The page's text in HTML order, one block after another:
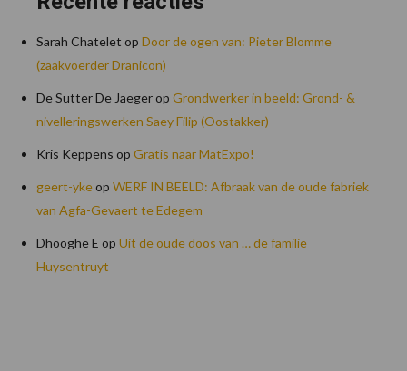
Sarah Chatelet op Door de ogen van: Pieter Blomme
(zaakvoerder Dranicon)
De Sutter De Jaegerop Grondwerker in beeld: Grond- &
nivelleringswerken Saey Filip (Oostakker)
Kris Keppens op Gratis naar MatExpo!
geert-ykeop WERF IN BEELD: Afbraak van de oude fabriek
van Agfa-Gevaert te Edegem
Dhooghe E op Uit de oude doos van … de familie
Huysentruyt